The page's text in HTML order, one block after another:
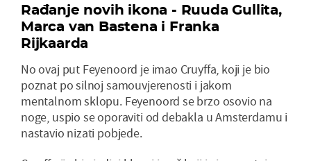
Rađanje novih ikona - Ruuda Gullita,
Marca van Bastena i Franka
Rijkaarda
No ovaj put Feyenoord je imao Cruyffa, koji je bio
poznat po silnoj samouvjerenosti i jakom
mentalnom sklopu. Feyenoord se brzo osovio na
noge, uspio se oporaviti od debakla u Amsterdamu i
nastavio nizati pobjede.